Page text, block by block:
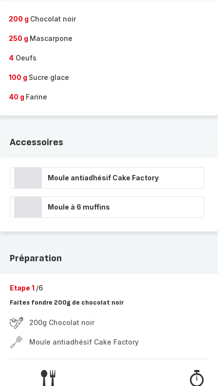
200 g Chocolat noir
250 g Mascarpone
4 Oeufs
100 g Sucre glace
40 g Farine
Accessoires
Moule antiadhésif Cake Factory
Moule à 6 muffins
Préparation
Etape 1 /6
Faites fondre 200g de chocolat noir
200g Chocolat noir
Moule antiadhésif Cake Factory